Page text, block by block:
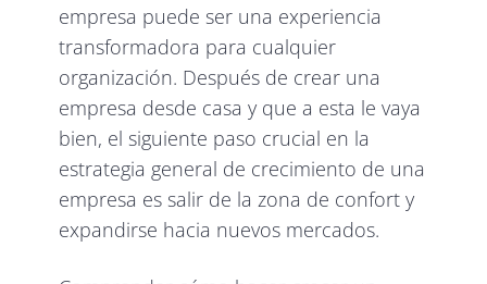
empresa puede ser una experiencia
transformadora para cualquier
organización. Después de crear una
empresa desde casa y que a esta le vaya
bien, el siguiente paso crucial en la
estrategia general de crecimiento de una
empresa es salir de la zona de confort y
expandirse hacia nuevos mercados.